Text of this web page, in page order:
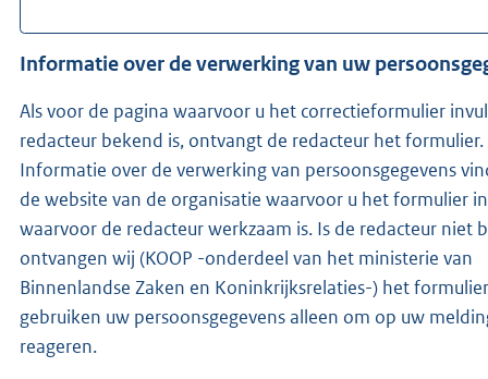
Informatie over de verwerking van uw
Als voor de pagina waarvoor u het correctieformulier
redacteur bekend is, ontvangt de redacteur het formulier.
Informatie over de verwerking van persoonsgegevens
de website van de organisatie waarvoor u het formulier
waarvoor de redacteur werkzaam is. Is de redacteur niet bekend,
ontvangen wij (KOOP -onderdeel van het ministerie van
Binnenlandse Zaken en Koninkrijksrelaties-) het
gebruiken uw persoonsgegevens alleen om op uw
reageren.